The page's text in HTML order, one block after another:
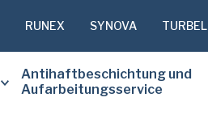
RUNEX SYNOVA TURBEL
Antihaftbeschichtung und
Aufarbeitungsservice